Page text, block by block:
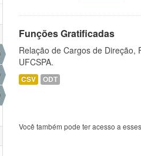
Funções Gratificadas
Relação de Cargos de
UFCSPA.
CSV ODT
Você também pode ter acesso a